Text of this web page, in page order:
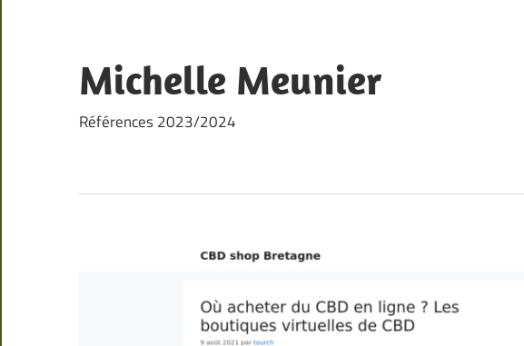
content
Michelle Meunier
Références 2023/2024